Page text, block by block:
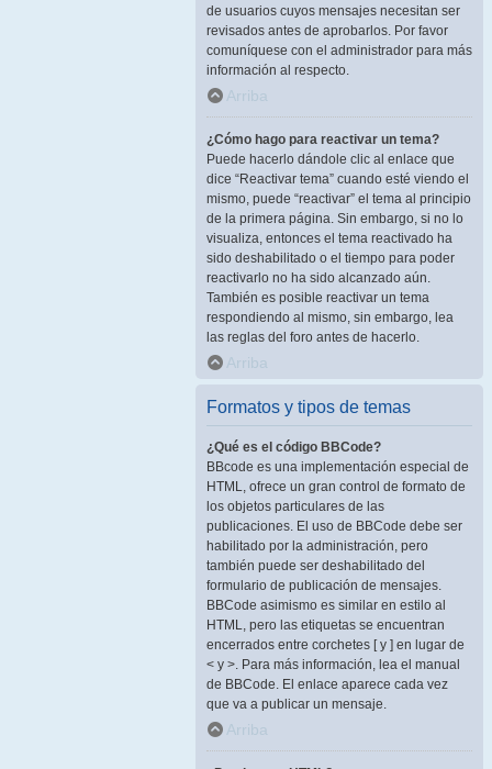
de usuarios cuyos mensajes necesitan ser
revisados antes de aprobarlos. Por favor
comuníquese con el administrador para más
información al respecto.
Arriba
¿Cómo hago para reactivar un tema?
Puede hacerlo dándole clic al enlace que
dice “Reactivar tema” cuando esté viendo el
mismo, puede “reactivar” el tema al principio
de la primera página. Sin embargo, si no lo
visualiza, entonces el tema reactivado ha
sido deshabilitado o el tiempo para poder
reactivarlo no ha sido alcanzado aún.
También es posible reactivar un tema
respondiendo al mismo, sin embargo, lea
las reglas del foro antes de hacerlo.
Arriba
Formatos y tipos de temas
¿Qué es el código BBCode?
BBcode es una implementación especial de
HTML, ofrece un gran control de formato de
los objetos particulares de las
publicaciones. El uso de BBCode debe ser
habilitado por la administración, pero
también puede ser deshabilitado del
formulario de publicación de mensajes.
BBCode asimismo es similar en estilo al
HTML, pero las etiquetas se encuentran
encerrados entre corchetes [ y ] en lugar de
< y >. Para más información, lea el manual
de BBCode. El enlace aparece cada vez
que va a publicar un mensaje.
Arriba